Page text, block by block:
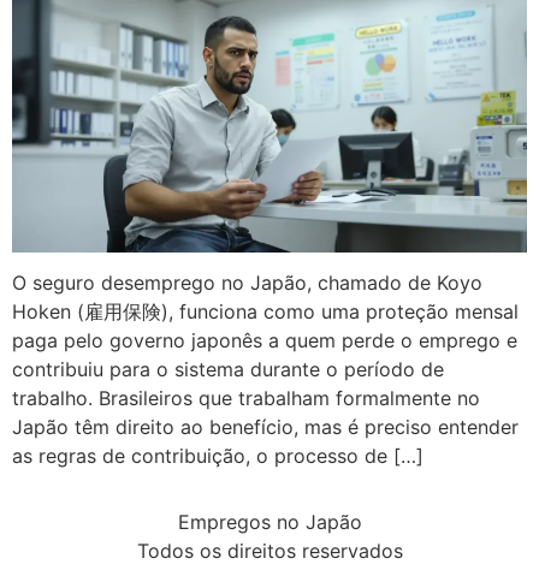
O seguro desemprego no Japão, chamado de Koyo
Hoken (雇用保険), funciona como uma proteção mensal
paga pelo governo japonês a quem perde o emprego e
contribuiu para o sistema durante o período de
trabalho. Brasileiros que trabalham formalmente no
Japão têm direito ao benefício, mas é preciso entender
as regras de contribuição, o processo de […]
Empregos no Japão
Todos os direitos reservados